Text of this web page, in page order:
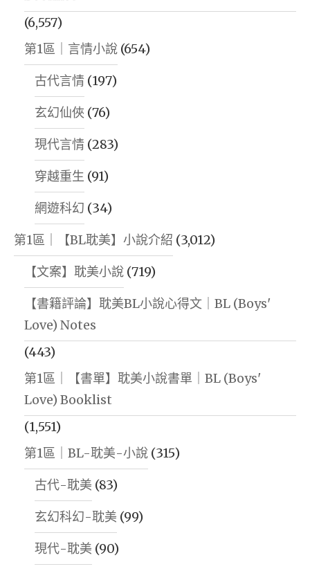
(6,557)
第1區｜言情小說 (654)
古代言情 (197)
玄幻仙俠 (76)
現代言情 (283)
穿越重生 (91)
網遊科幻 (34)
第1區｜【BL耽美】小說介紹 (3,012)
【文案】耽美小說 (719)
【書籍評論】耽美BL小說心得文｜BL (Boys'
Love) Notes
(443)
第1區｜【書單】耽美小說書單｜BL (Boys'
Love) Booklist
(1,551)
第1區｜BL-耽美-小說 (315)
古代-耽美 (83)
玄幻科幻-耽美 (99)
現代-耽美 (90)